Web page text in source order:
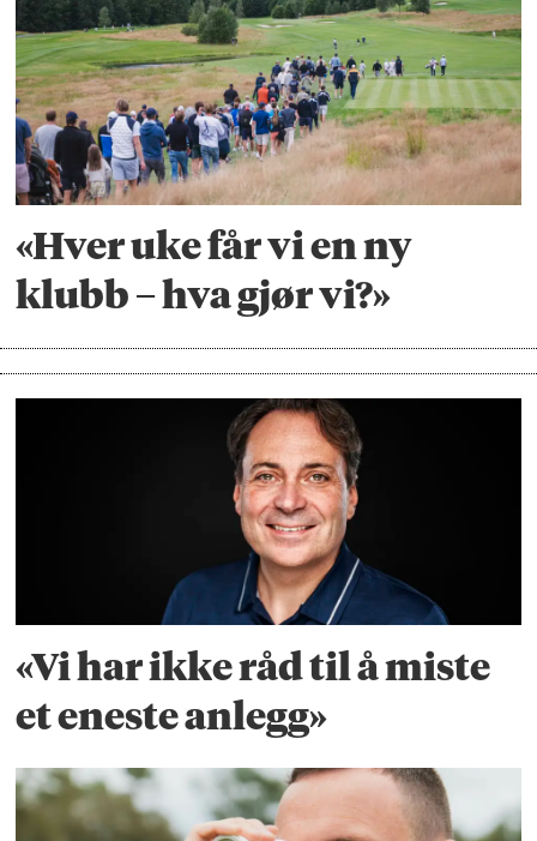
«Hver uke får vi en ny
klubb – hva gjør vi?»
«Vi har ikke råd til å miste
et eneste anlegg»